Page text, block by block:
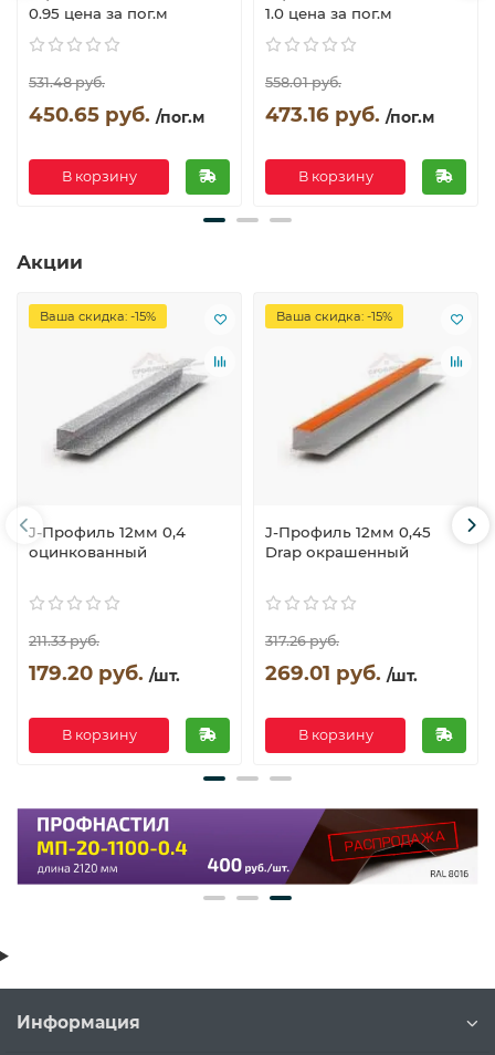
0.95 цена за пог.м
531.48 руб.
450.65 руб. /пог.м
В корзину
1.0 цена за пог.м
558.01 руб.
473.16 руб. /пог.м
В корзину
Акции
Ваша скидка: -15%
J-Профиль 12мм 0,4
оцинкованный
211.33 руб.
179.20 руб. /шт.
В корзину
Ваша скидка: -15%
J-Профиль 12мм 0,45
Drap окрашенный
317.26 руб.
269.01 руб. /шт.
В корзину
Информация